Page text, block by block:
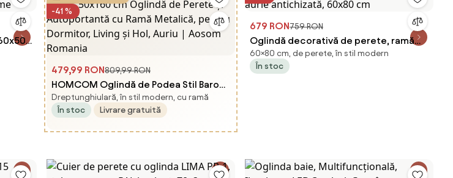
-41 %
479,99 RON809,99 RON
HOMCOM Oglindă de Podea Stil Baroc,
50x160 cm Oglindă de Perete și
Autoportantă cu Ramă Metalică,
Dreptunghiulară, în stil modern, cu ramă
În stoc
Livrare gratuită
679 RON759 RON
Oglindă decorativă de perete, ramă
aurie antichizată, 60x80 cm
60×80 cm, de perete, în stil modern
În stoc